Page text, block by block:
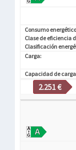
Consumo
Clase de eficiencia
Clasificación
Carga:
Capacidad de
2.251 €